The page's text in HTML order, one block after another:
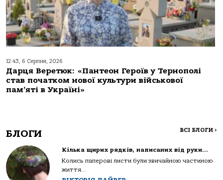
12:43, 6 Серпня, 2026
Дарця Веретюк: «Пантеон Героїв у Тернополі
став початком нової культури військової
пам’яті в Україні»
БЛОГИ ВСІ БЛОГИ >
Кілька щирих рядків, написаних від руки…
Колись паперові листи були звичайною частиною
життя...